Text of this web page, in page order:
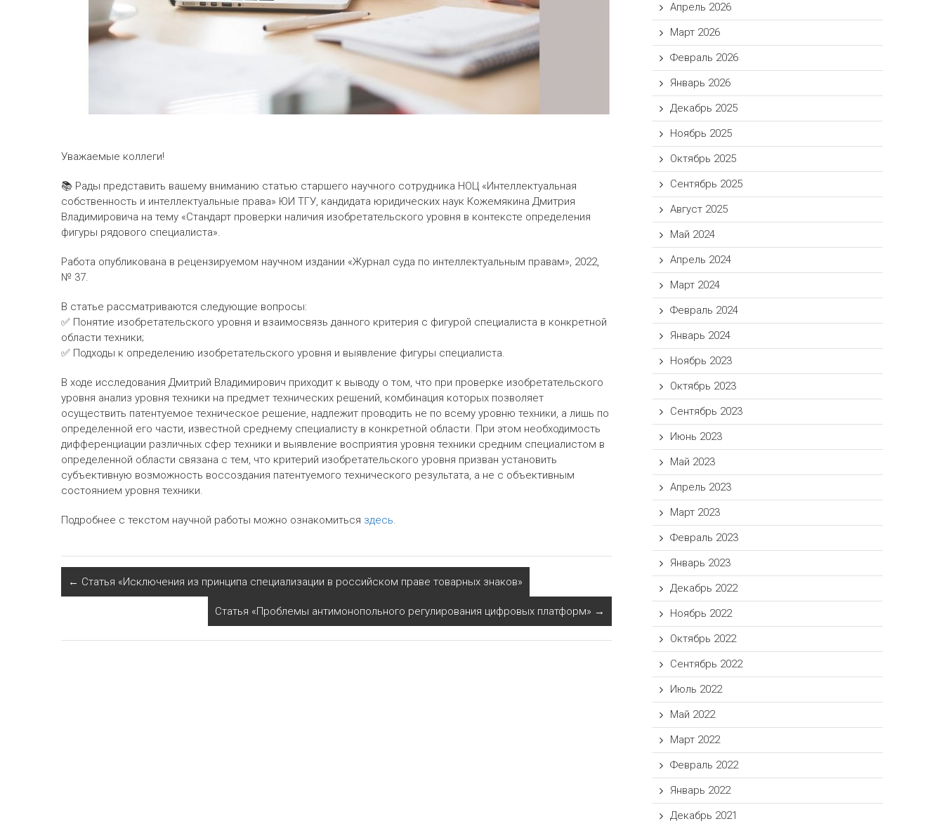
Уважаемые коллеги!
📚 Рады представить вашему вниманию статью старшего научного сотрудника НОЦ «Интеллектуальная
собственность и интеллектуальные права» ЮИ ТГУ, кандидата юридических наук Кожемякина Дмитрия
Владимировича на тему «Стандарт проверки наличия изобретательского уровня в контексте определения
фигуры рядового специалиста».
Работа опубликована в рецензируемом научном издании «Журнал суда по интеллектуальным правам», 2022,
№ 37.
В статье рассматриваются следующие вопросы:
✅ Понятие изобретательского уровня и взаимосвязь данного критерия с фигурой специалиста в конкретной
области техники;
✅ Подходы к определению изобретательского уровня и выявление фигуры специалиста.
В ходе исследования Дмитрий Владимирович приходит к выводу о том, что при проверке изобретательского
уровня анализ уровня техники на предмет технических решений, комбинация которых позволяет
осуществить патентуемое техническое решение, надлежит проводить не по всему уровню техники, а лишь по
определенной его части, известной среднему специалисту в конкретной области. При этом необходимость
дифференциации различных сфер техники и выявление восприятия уровня техники средним специалистом в
определенной области связана с тем, что критерий изобретательского уровня призван установить
субъективную возможность воссоздания патентуемого технического результата, а не с объективным
состоянием уровня техники.
Подробнее с текстом научной работы можно ознакомиться здесь.
← Статья «Исключения из принципа специализации в российском праве товарных знаков»
Статья «Проблемы антимонопольного регулирования цифровых платформ» →
Апрель 2026
Март 2026
Февраль 2026
Январь 2026
Декабрь 2025
Ноябрь 2025
Октябрь 2025
Сентябрь 2025
Август 2025
Май 2024
Апрель 2024
Март 2024
Февраль 2024
Январь 2024
Ноябрь 2023
Октябрь 2023
Сентябрь 2023
Июнь 2023
Май 2023
Апрель 2023
Март 2023
Февраль 2023
Январь 2023
Декабрь 2022
Ноябрь 2022
Октябрь 2022
Сентябрь 2022
Июль 2022
Май 2022
Март 2022
Февраль 2022
Январь 2022
Декабрь 2021